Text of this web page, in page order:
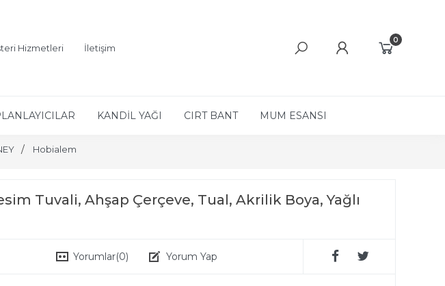
Hizmetleri İletişim
0
KANDİL YAĞI CIRT BANT MUM ESANSI
Hobialem
Tuvali, Ahşap Çerçeve, Tual, Akrilik Boya, Yağlı
Yorumlar(0) Yorum Yap